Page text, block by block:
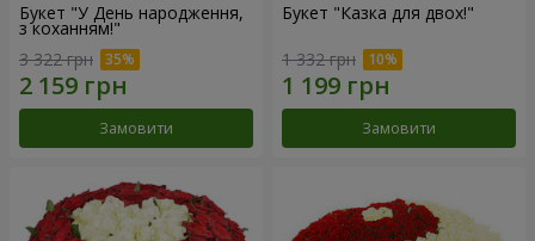
Букет "У День народження,
з коханням!"
3 322 грн
Замовити
Букет "Казка для двох!"
1 332 грн
Замовити